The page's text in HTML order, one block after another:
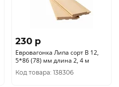
230 p
Евровагонка Липа сорт В 12,
5*86 (78) мм длина 2, 4 м
Код товара: 138306